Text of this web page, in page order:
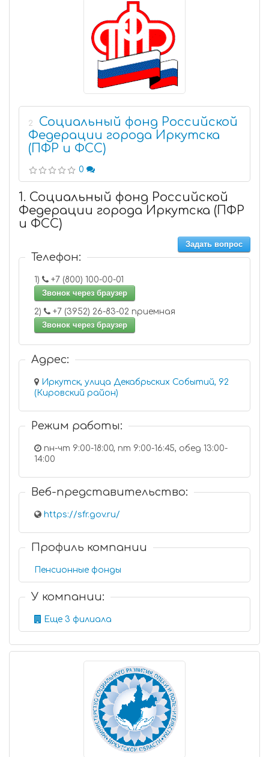
2
Социальный фонд Российской
Федерации города Иркутска
(ПФР и ФСС)
0
1. Социальный фонд Российской
Федерации города Иркутска (ПФР
и ФСС)
Задать вопрос
Телефон:
1)
+7 (800) 100-00-01
Звонок через браузер
2)
+7 (3952) 26-83-02 приемная
Звонок через браузер
Адрес:
Иркутск, улица Декабрьских Событий, 92
(Кировский район)
Режим работы:
пн-чт 9:00-18:00, пт 9:00-16:45, обед 13:00-
14:00
Веб-представительство:
https://sfr.gov.ru/
Профиль компании
Пенсионные фонды
У компании:
Еще 3 филиала